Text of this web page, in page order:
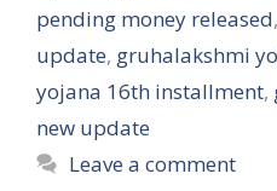
pending money released,
update, gruhalakshmi
yojana 16th installment,
new update
Leave a comment